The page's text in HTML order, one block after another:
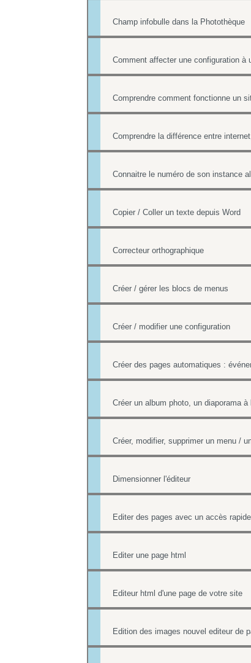
Champ infobulle dans la Photothèque
Copier / Coller un texte depuis Word
Correcteur orthographique
Créer / gérer les blocs de menus
Créer / modifier une configuration
Dimensionner l'éditeur
Editer des pages avec un accès rapide
Editer une page html
Editeur html d'une page de votre site